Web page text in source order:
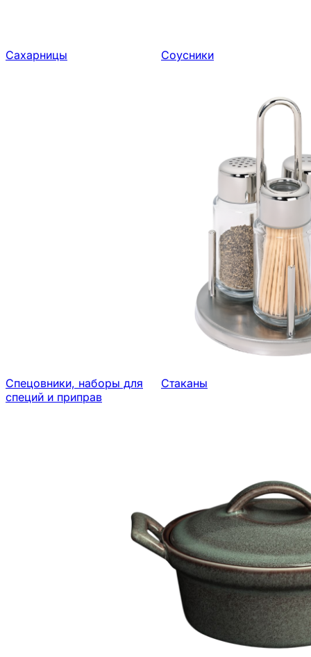
Сахарницы Соусники
Спецовники, наборы для
специй и приправ
Стаканы